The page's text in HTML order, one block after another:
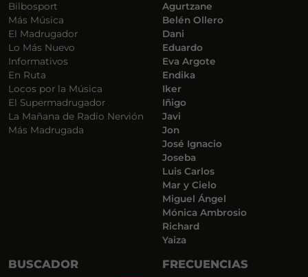
Bilbosport
Más Música
El Madrugador
Lo Más Nuevo
Informativos
En Ruta
Locos por la Música
El Supermadrugador
La Mañana de Radio Nervión
Más Madrugada
Agurtzane
Belén Ollero
Dani
Eduardo
Eva Argote
Endika
Iker
Iñigo
Javi
Jon
José Ignacio
Joseba
Luis Carlos
Mar y Cielo
Miguel Ángel
Mónica Ambrosio
Richard
Yaiza
BUSCADOR FRECUENCIAS